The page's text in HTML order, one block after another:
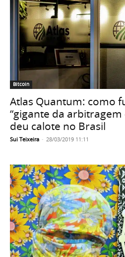
Bitcoin
Atlas Quantum: como
“gigante da arbitragem
deu calote no Brasil
Sui Teixeira - 28/03/2019 11:11